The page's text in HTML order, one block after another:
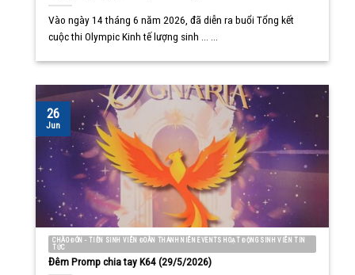
Vào ngày 14 tháng 6 năm 2026, đã diễn ra buổi Tổng kết
cuộc thi Olympic Kinh tế lượng sinh ... ...
CHÀO ĐÓN - TIỄN SINH VIÊN ĐOÀN THANH NIÊN EVENTS HOẠT ĐỘNG SINH VIÊN TIN
TỨC
Đêm Promp chia tay K64 (29/5/2026)
26
Jun